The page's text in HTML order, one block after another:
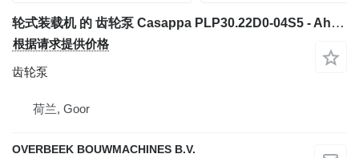
轮式装载机 的 齿轮泵 Casappa PLP30.22D0-04S5 - Ahlmann AZ 14 - Gearpump
根据请求提供价格
齿轮泵
荷兰, Goor
OVERBEEK BOUWMACHINES B.V.